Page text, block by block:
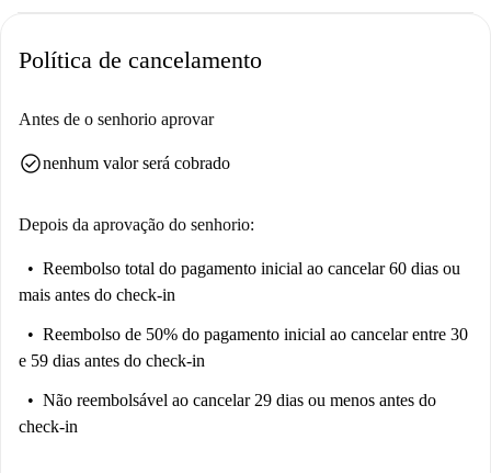
Política de cancelamento
Antes de o senhorio aprovar
check_circlenenhum valor será cobrado
Depois da aprovação do senhorio:
Reembolso total do pagamento inicial ao cancelar 60 dias ou
mais antes do check-in
Reembolso de 50% do pagamento inicial ao cancelar entre 30
e 59 dias antes do check-in
Não reembolsável ao cancelar 29 dias ou menos antes do
check-in